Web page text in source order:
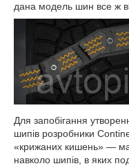
дана модель шин все ж
Для запобігання
шипів розробники
«крижаних кишень» —
навколо шипів, в яких